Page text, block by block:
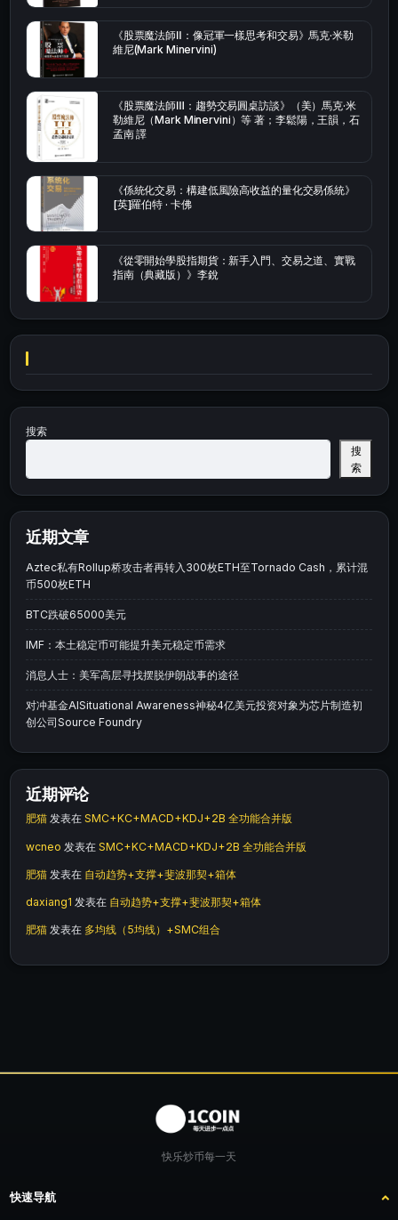
《股票魔法師Ⅱ：像冠軍一樣思考和交易》馬克·米勒
維尼(Mark Minervini)
《股票魔法師Ⅲ：趨勢交易圓桌訪談》（美）馬克·米
勒維尼（Mark Minervini）等 著；李鬆陽，王韻，石
孟南 譯
《係統化交易：構建低風險高收益的量化交易係統》
[英]羅伯特 · 卡佛
《從零開始學股指期貨：新手入門、交易之道、實戰
指南（典藏版）》李銳
搜索
搜
索
近期文章
Aztec私有Rollup桥攻击者再转入300枚ETH至Tornado Cash，累计混
币500枚ETH
BTC跌破65000美元
IMF：本土稳定币可能提升美元稳定币需求
消息人士：美军高层寻找摆脱伊朗战事的途径
对冲基金AISituational Awareness神秘4亿美元投资对象为芯片制造初
创公司Source Foundry
近期评论
肥猫 发表在 SMC+KC+MACD+KDJ+2B 全功能合并版
wcneo 发表在 SMC+KC+MACD+KDJ+2B 全功能合并版
肥猫 发表在 自动趋势+支撑+斐波那契+箱体
daxiang1 发表在 自动趋势+支撑+斐波那契+箱体
肥猫 发表在 多均线（5均线）+SMC组合
快乐炒币每一天
快速导航